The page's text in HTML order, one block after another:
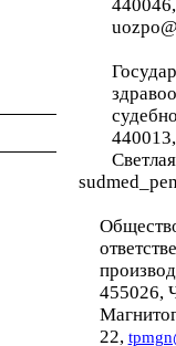
455026,
22,